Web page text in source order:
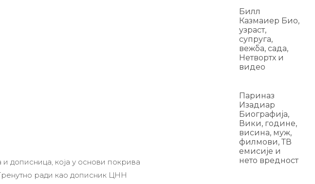
дописница, која у основи покрива
ради као дописник ЦНН
Билл
Казмаиер Био,
узраст,
супруга,
вежба, сада,
Нетвортх и
видео
Париназ
Изадиар
Биографија,
Вики, године,
висина, муж,
филмови, ТВ
емисије и
нето вредност